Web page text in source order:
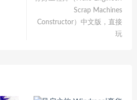
Scrap Machines
Constructor）中文版，直接
玩